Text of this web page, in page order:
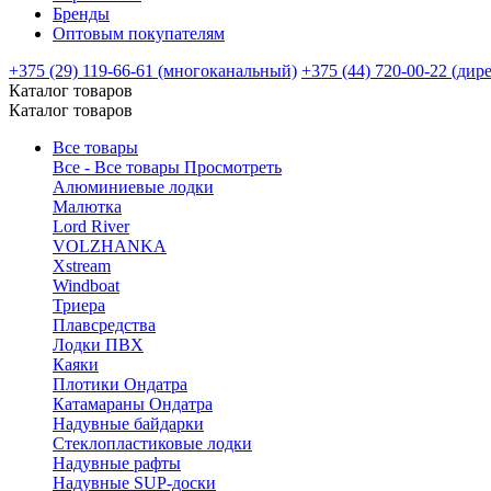
Бренды
Оптовым покупателям
+375 (29) 119-66-61 (многоканальный) +375 (44) 720-00-22
Каталог товаров
Каталог товаров
Все товары
Все - Все товары Просмотреть
Алюминиевые лодки
Малютка
Lord River
VOLZHANKA
Xstream
Windboat
Триера
Плавсредства
Лодки ПВХ
Каяки
Плотики Ондатра
Катамараны Ондатра
Надувные байдарки
Стеклопластиковые лодки
Надувные рафты
Надувные SUP-доски